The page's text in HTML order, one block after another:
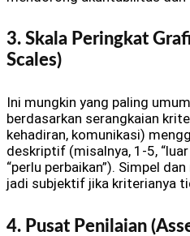
3. Skala Peringkat
Scales)
Ini mungkin yang paling
berdasarkan serangkaian
kehadiran, komunikasi)
deskriptif (misalnya, 1-5, “luar
“perlu perbaikan”). Simpel
jadi subjektif jika kriterianya
4. Pusat Penilaian